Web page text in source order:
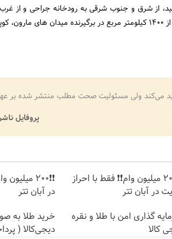
می‌کند ولی مسئولیت صحت مطلب منتشر شده بر
پروفایل
❗❗200 میلیون وام❗❗ فقط با احراز
در آبان تتر
❗❗200
در آبان تتر
گذاری امن با طلا و نقره
کالا
خرید طلا به
دیجی‌کالا ( پرداخت 12